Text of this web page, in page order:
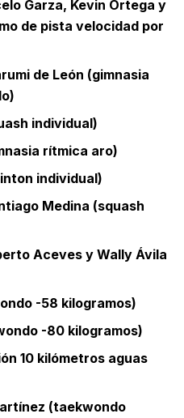
Garza, Kevin Ortega y
de pista velocidad por
de León (gimnasia
individual)
rítmica aro)
individual)
Medina (squash
Aceves y Wally Ávila
-58 kilogramos)
-80 kilogramos)
10 kilómetros aguas
(taekwondo